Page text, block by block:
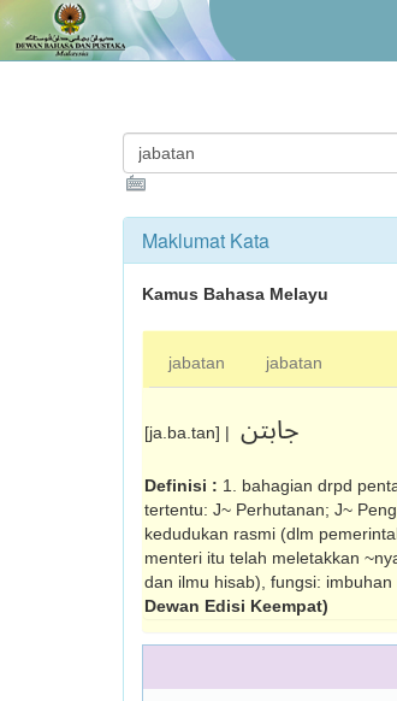
Maklumat Kata
Kamus Bahasa Melayu
jabatan jabatan
[ja.ba.tan] | جابتن
Definisi : 1. bahagian drpd
tertentu: J~ Perhutanan; J~
kedudukan rasmi (dlm
menteri itu telah meletakkan
dan ilmu hisab), fungsi:
Dewan Edisi Keempat)